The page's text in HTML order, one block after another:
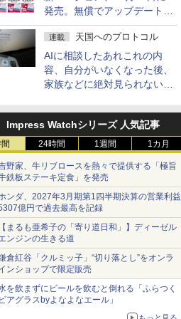
発売。無償でアップデートを
提供する早期購入キャンペー
ンも
連載 天国へのプロトコル
AIに相談したあれこれの内
容、自分がいなくなった後、
家族などに絶対見られないよ
Impress Watchシリーズ 人気記事
24時間 1週間 1カ月
野家、牛リブロースを熱々で提供する「極旨
鉄板ステーキ定食」を発売
ンダ、2027年3月期第1四半期決算の営業利益
億円で過去最高を記録
まるも亜希子の「寄り道日和」】ディーゼル
ンジンの生きる道
倉紅谷「クルミッ子」“切り落とし”をオンラ
ンショップで限定販売
を飲まずにビールを飲むと倒れる「ふらつく
アグラスbyよなよなエール」